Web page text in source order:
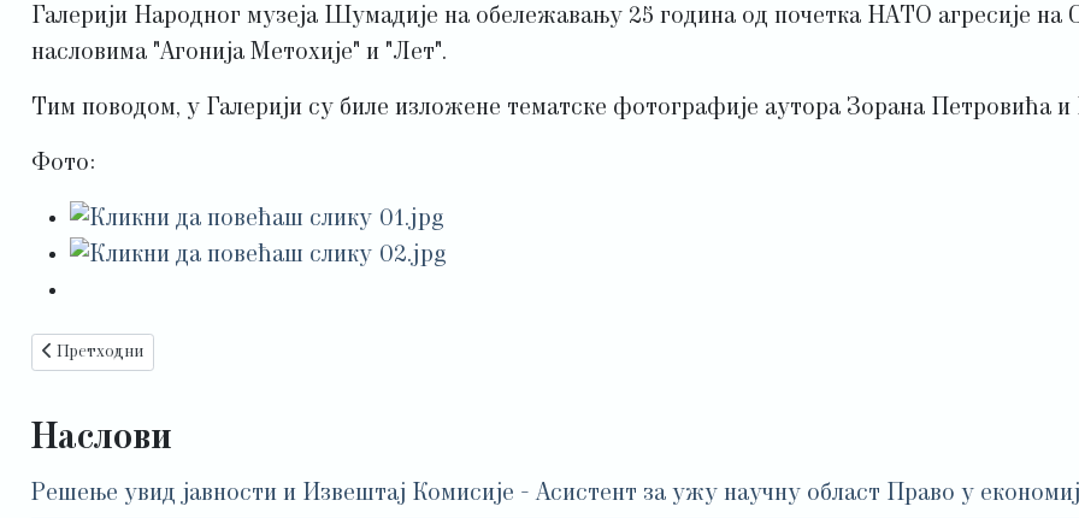
Галерији Народног музеја Шумадије на обележавању 25 година од почетка НАТО агресије на
насловима "Агонија Метохије" и "Лет".
Тим поводом, у Галерији су биле изложене тематске фотографије аутора Зорана Петровића
Фото:
Претходни чланак: СРЕЋАН ДАН СТУДЕНАТА!
Претходни
Наслови
Решење увид јавности и Извештај Комисије - Асистент за ужу научну област Право у